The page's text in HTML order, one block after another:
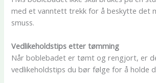
med et vanntett trekk for å beskytte det
smuss.
Vedlikeholdstips etter tømming
Når boblebadet er tømt og rengjort, er
vedlikeholdstips du bør følge for å holde